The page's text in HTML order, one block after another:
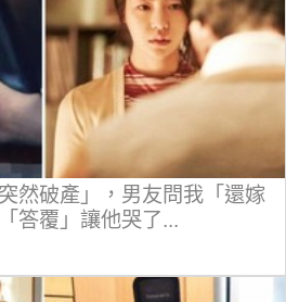
然破產」，男友問我「還嫁
答覆」讓他哭了...